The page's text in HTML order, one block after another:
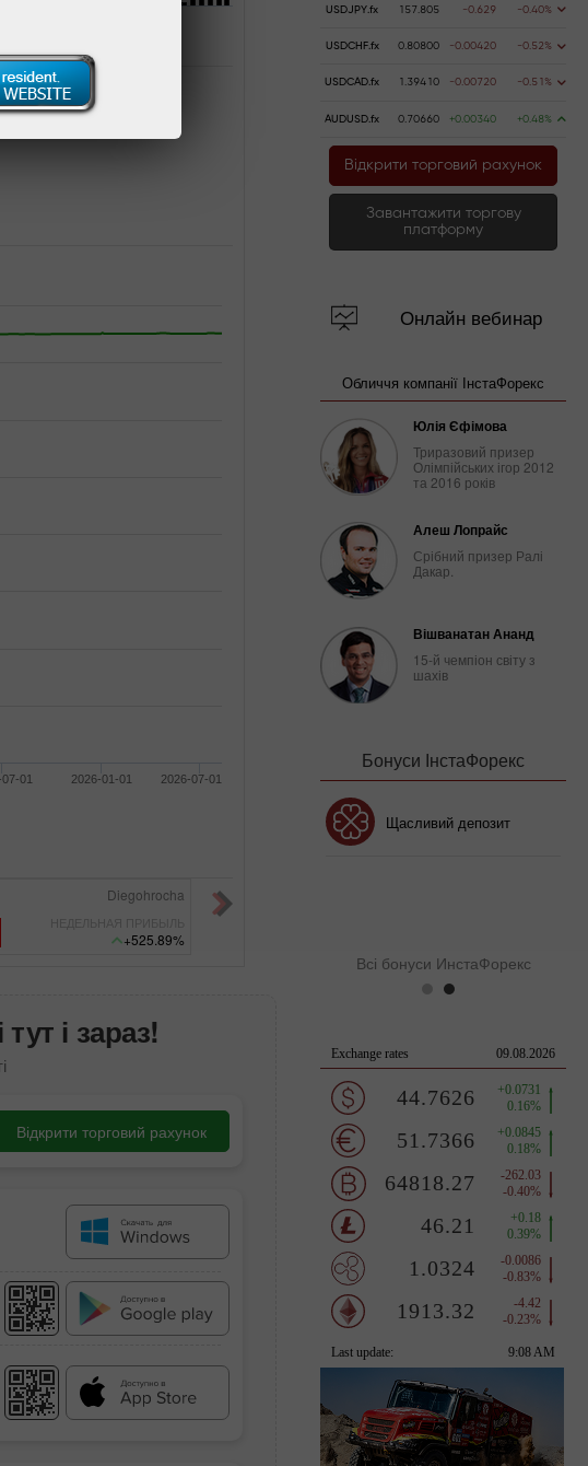
01 2026-01-01 2026-07-01
FULL TIME TRADER
+487.87%
і зараз!
Відкрити торговий рахунок
USDJPY.fx 157.805 -0.629 -0.40%
USDCHF.fx 0.80800 -0.00420 -0.52%
USDCAD.fx 1.39410 -0.00720 -0.51%
AUDUSD.fx 0.70660 +0.00340 +0.48%
Відкрити торговий рахунок
Завантажити торгову
платформу
Онлайн вебинар
Обличчя компанії ІнстаФорекс
Юлія Єфімова
Триразовий призер
Олімпійських ігор 2012
та 2016 років
Алеш Лопрайс
Срібний призер Ралі
Дакар.
Вішванатан Ананд
15-й чемпіон світу з
шахів
Бонуси ІнстаФорекс
Клубний бонус
Щасливий депозит
Всі бонуси ИнстаФорекс